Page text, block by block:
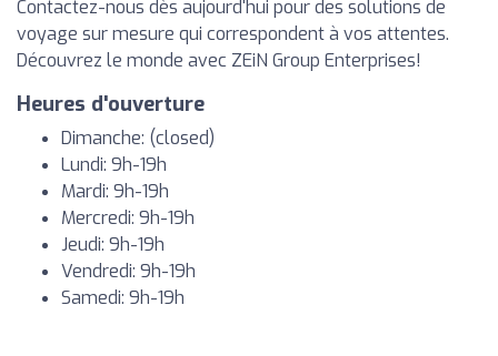
Contactez-nous dès aujourd'hui pour des solutions de
voyage sur mesure qui correspondent à vos attentes.
Découvrez le monde avec ZEiN Group Enterprises!
Heures d'ouverture
Dimanche: (closed)
Lundi: 9h-19h
Mardi: 9h-19h
Mercredi: 9h-19h
Jeudi: 9h-19h
Vendredi: 9h-19h
Samedi: 9h-19h